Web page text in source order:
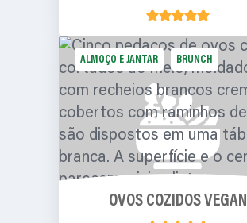
ALMOÇO E JANTAR BRUNCH
OVOS COZIDOS VEGAN